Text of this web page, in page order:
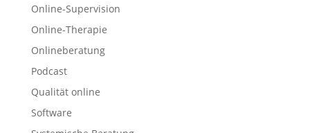
Online-Supervision
Online-Therapie
Onlineberatung
Podcast
Qualität online
Software